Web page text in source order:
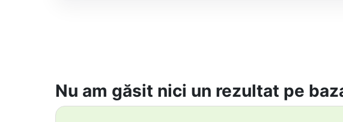
Nu am găsit nici un rezultat pe